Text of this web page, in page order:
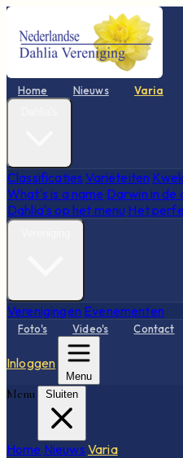
Home Nieuws Varia
Classificaties Variëteiten
What's is a name Darwin in de
Dahlia's op het menu Het
Verenigingen Evenementen
Foto's Video's Contact
Inloggen
Menu
Menu Sluiten
Home Nieuws Varia